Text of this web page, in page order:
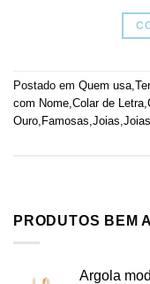
Postado em Quem usa,
com Nome,Colar de Letra,
Ouro, Famosas,Joias,
PRODUTOS BEM
Argola